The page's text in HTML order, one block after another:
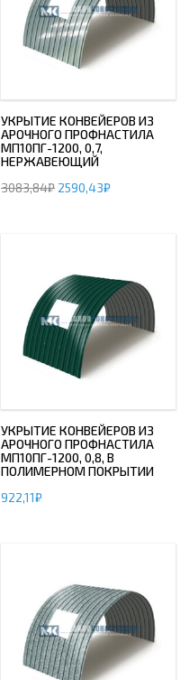
УКРЫТИЕ КОНВЕЙЕРОВ ИЗ
АРОЧНОГО ПРОФНАСТИЛА
МП10ПГ-1200, 0,7,
НЕРЖАВЕЮЩИЙ
3083,84₽ 2590,43₽
УКРЫТИЕ КОНВЕЙЕРОВ ИЗ
АРОЧНОГО ПРОФНАСТИЛА
МП10ПГ-1200, 0,8, В
ПОЛИМЕРНОМ ПОКРЫТИИ
922,11₽